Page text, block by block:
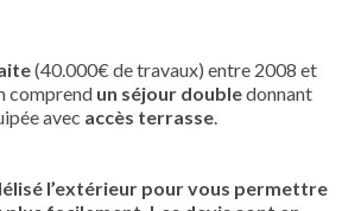
(40.000€ de travaux) entre 2008 et
comprend un séjour doubledonnant
avec accès terrasse
l’extérieur pour vous permettre